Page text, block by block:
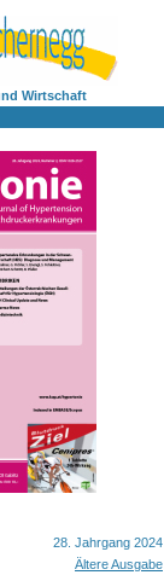
Wirtschaft
28. Jahrgang 2024
Ältere Ausgabe